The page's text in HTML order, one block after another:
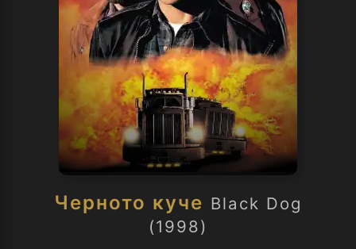
Черното куче Black Dog
(1998)